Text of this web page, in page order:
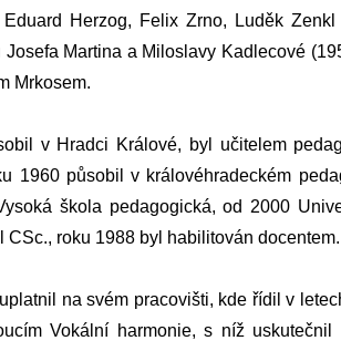
Eduard Herzog, Felix Zrno, Luděk Zenkl
Josefa Martina a Miloslavy Kadlecové
Mrkosem.
v Hradci Králové, byl učitelem
1960 působil v královéhradeckém
škola pedagogická, od 2000
CSc., roku 1988 byl habilitován docentem.
na svém pracovišti, kde řídil v
Vokální harmonie, s níž